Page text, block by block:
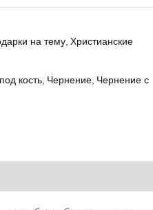
на тему, Христианские
кость, Чернение, Чернение с